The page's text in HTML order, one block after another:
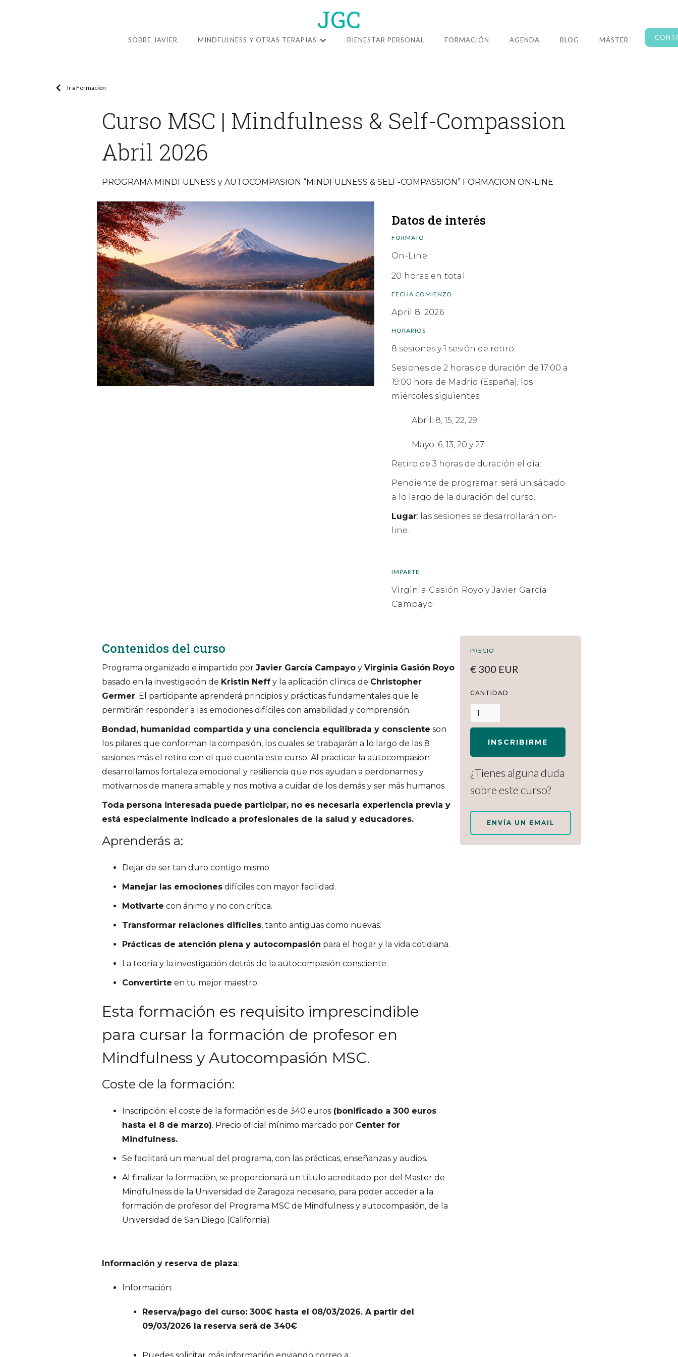
JGC
SOBRE JAVIER MINDFULNESS Y OTRAS TERAPIAS BIENESTAR PERSONAL FORMACIÓN AGENDA BLOG MÁSTER
Ir a Formación
Curso MSC | Mindfulness & Self-Compassion
Abril 2026
PROGRAMA MINDFULNESS y AUTOCOMPASION “MINDFULNESS & SELF-COMPASSION” FORMACION ON-LINE
Datos de interés
FORMATO
On-Line
20 horas en total
FECHA COMIENZO
April 8, 2026
HORARIOS
8 sesiones y 1 sesión de retiro:
Sesiones de 2 horas de duración de 17:00 a
19:00 hora de Madrid (España), los
miércoles siguientes:
Abril: 8, 15, 22, 29
Mayo: 6, 13, 20 y 27
Retiro de 3 horas de duración el día:
Pendiente de programar: será un sábado
a lo largo de la duración del curso.
Lugar: las sesiones se desarrollarán on-
line.
IMPARTE
Virginia Gasión Royo y Javier García
Campayo
Contenidos del curso
Programa organizado e impartido por Javier García Campayo y Virginia Gasión Royo
basado en la investigación de Kristin Neff y la aplicación clínica de Christopher
Germer. El participante aprenderá principios y prácticas fundamentales que le
permitirán responder a las emociones difíciles con amabilidad y comprensión.
Bondad, humanidad compartida y una conciencia equilibrada y consciente son
los pilares que conforman la compasión, los cuales se trabajarán a lo largo de las 8
sesiones más el retiro con el que cuenta este curso. Al practicar la autocompasión
desarrollamos fortaleza emocional y resiliencia que nos ayudan a perdonarnos y
motivarnos de manera amable y nos motiva a cuidar de los demás y ser más humanos.
Toda persona interesada puede participar, no es necesaria experiencia previa y
está especialmente indicado a profesionales de la salud y educadores.
Aprenderás a:
Dejar de ser tan duro contigo mismo
Manejar las emociones difíciles con mayor facilidad.
Motivarte con ánimo y no con crítica.
Transformar relaciones difíciles, tanto antiguas como nuevas.
Prácticas de atención plena y autocompasión para el hogar y la vida cotidiana.
La teoría y la investigación detrás de la autocompasión consciente
Convertirte en tu mejor maestro.
Esta formación es requisito imprescindible
para cursar la formación de profesor en
Mindfulness y Autocompasión MSC.
Coste de la formación:
Inscripción: el coste de la formación es de 340 euros (bonificado a 300 euros
hasta el 8 de marzo). Precio oficial mínimo marcado por Center for
Mindfulness.
Se facilitará un manual del programa, con las prácticas, enseñanzas y audios.
Al finalizar la formación, se proporcionará un título acreditado por del Master de
Mindfulness de la Universidad de Zaragoza necesario, para poder acceder a la
formación de profesor del Programa MSC de Mindfulness y autocompasión, de la
Universidad de San Diego (California)
Información y reserva de plaza:
Información:
Reserva/pago del curso: 300€ hasta el 08/03/2026. A partir del
09/03/2026 la reserva será de 340€
PRECIO
€ 300 EUR
CANTIDAD
INSCRIBIRME
¿Tienes alguna duda
sobre este curso?
ENVÍA UN EMAIL